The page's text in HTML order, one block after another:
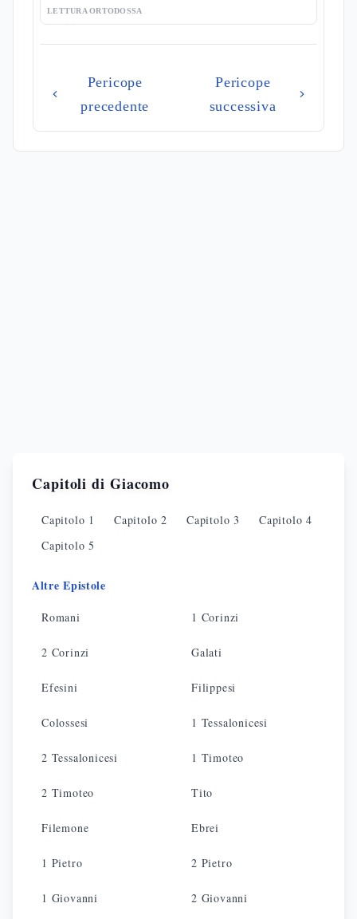
LETTURA ORTODOSSA
Pericope
precedente
Pericope
successiva
Capitoli di Giacomo
Capitolo 1 Capitolo2 Capitolo3 Capitolo4
Capitolo5
Altre Epistole
Romani 1 Corinzi
2 Corinzi Galati
Efesini Filippesi
Colossesi 1 Tessalonicesi
2 Tessalonicesi 1 Timoteo
2 Timoteo Tito
Filemone Ebrei
1 Pietro 2 Pietro
1 Giovanni 2 Giovanni